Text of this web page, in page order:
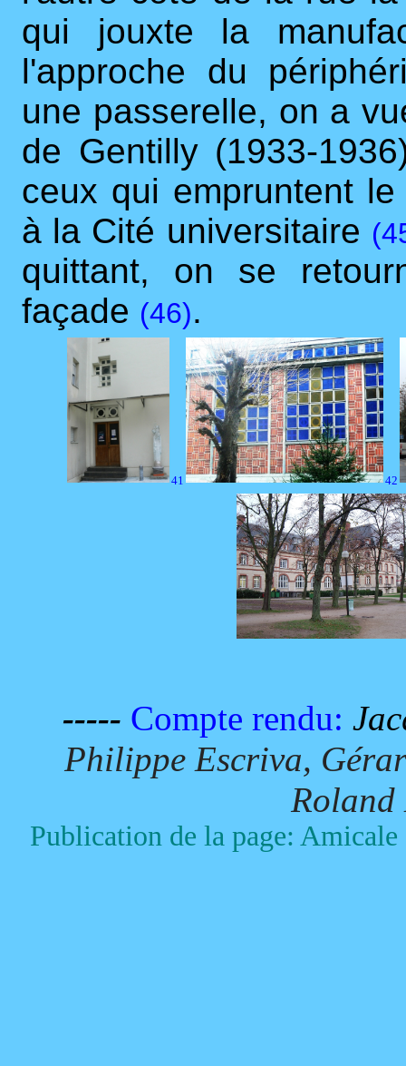
qui jouxte la
l'approche du
une passerelle, on a
de Gentilly (1933-
ceux qui empruntent
à la Cité universitaire
quittant, on se
façade (46).
41 42
----- Compte rendu:
Philippe Escriva,
Publication de la page: